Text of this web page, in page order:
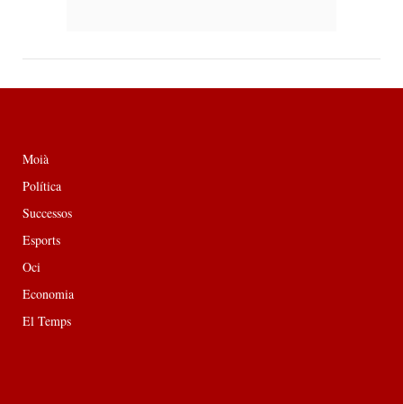
Moià
Política
Successos
Esports
Oci
Economia
El Temps